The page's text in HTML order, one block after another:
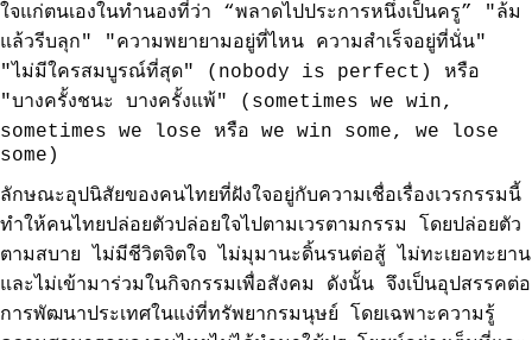
ใจแก่ตนเองในทำนองที่ว่า “พลาดไปประการหนึ่งเป็นครู” "ล้ม
แล้วรีบลุก" "ความพยายามอยู่ที่ไหน ความสำเร็จอยู่ที่นั่น"
"ไม่มีใครสมบูรณ์ที่สุด" (nobody is perfect) หรือ
"บางครั้งชนะ บางครั้งแพ้" (sometimes we win,
sometimes we lose หรือ we win some, we lose
some)
ลักษณะอุปนิสัยของคนไทยที่ฝังใจอยู่กับความเชื่อเรื่องเวรกรรมนี้
ทำให้คนไทยปล่อยตัวปล่อยใจไปตามเวรตามกรรม โดยปล่อยตัว
ตามสบาย ไม่มีชีวิตจิตใจ ไม่มุมานะดิ้นรนต่อสู้ ไม่ทะเยอทะยาน
และไม่เข้ามาร่วมในกิจกรรมเพื่อสังคม ดังนั้น จึงเป็นอุปสรรคต่อ
การพัฒนาประเทศในแง่ที่ทรัพยากรมนุษย์ โดยเฉพาะความรู้